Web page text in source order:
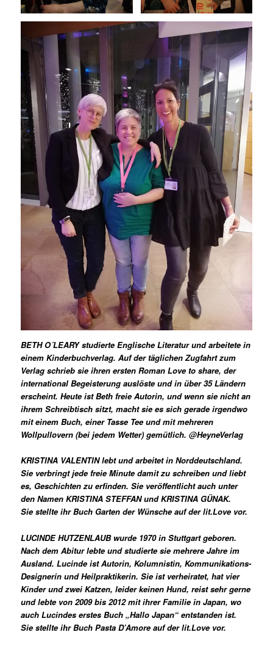
BETH O´LEARY studierte Englische Literatur und arbeitete in
einem Kinderbuchverlag. Auf der täglichen Zugfahrt zum
Verlag schrieb sie ihren ersten Roman Love to share, der
international Begeisterung auslöste und in über 35 Ländern
erscheint. Heute ist Beth freie Autorin, und wenn sie nicht an
ihrem Schreibtisch sitzt, macht sie es sich gerade irgendwo
mit einem Buch, einer Tasse Tee und mit mehreren
Wollpullovern (bei jedem Wetter) gemütlich. @HeyneVerlag
KRISTINA VALENTIN lebt und arbeitet in Norddeutschland.
Sie verbringt jede freie Minute damit zu schreiben und liebt
es, Geschichten zu erfinden. Sie veröffentlicht auch unter
den Namen KRISTINA STEFFAN und KRISTINA GÜNAK.
Sie stellte ihr Buch Garten der Wünsche auf der lit.Love vor.
LUCINDE HUTZENLAUB wurde 1970 in Stuttgart geboren.
Nach dem Abitur lebte und studierte sie mehrere Jahre im
Ausland. Lucinde ist Autorin, Kolumnistin, Kommunikations-
Designerin und Heilpraktikerin. Sie ist verheiratet, hat vier
Kinder und zwei Katzen, leider keinen Hund, reist sehr gerne
und lebte von 2009 bis 2012 mit ihrer Familie in Japan, wo
auch Lucindes erstes Buch „Hallo Japan“ entstanden ist.
Sie stellte ihr BuchPasta D’Amore auf der lit.Love vor.